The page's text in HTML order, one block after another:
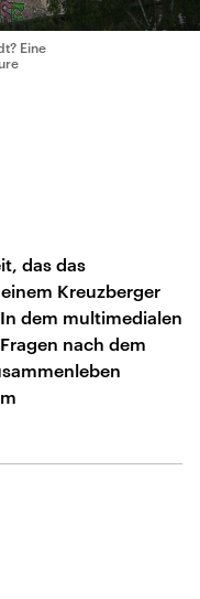
Eine
das das
Kreuzberger
dem multimedialen
nach dem